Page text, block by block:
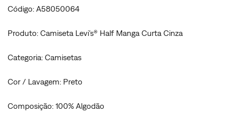
Código: A58050064
Produto: Camiseta Levi's® Half Manga Curta Cinza
Categoria: Camisetas
Cor / Lavagem: Preto
Composição: 100% Algodão